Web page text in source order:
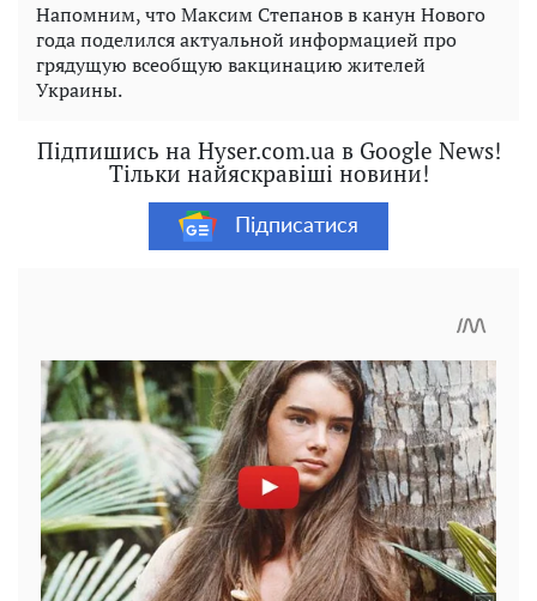
Напомним, что Максим Степанов в канун Нового
года поделился актуальной информацией про
грядущую всеобщую вакцинацию жителей
Украины.
Підпишись на Hyser.com.ua в Google News!
Тільки найяскравіші новини!
Підписатися